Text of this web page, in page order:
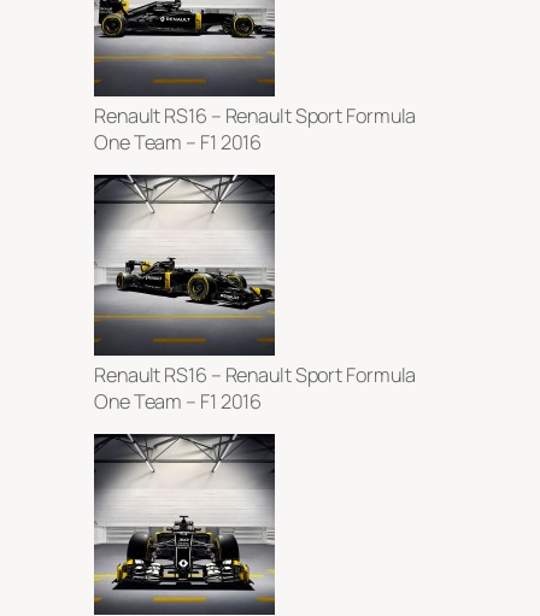
Renault RS16 – Renault Sport Formula
One Team – F1 2016
Renault RS16 – Renault Sport Formula
One Team – F1 2016